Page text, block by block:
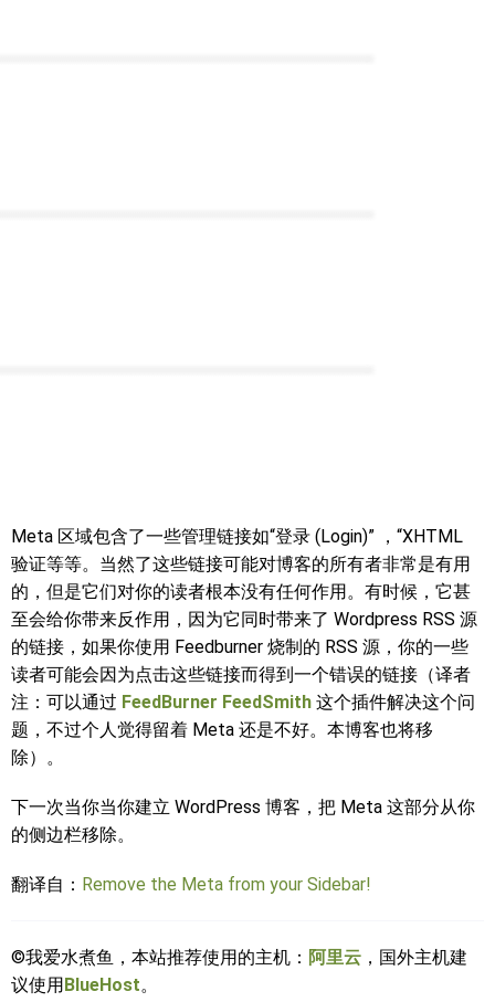
Meta 区域包含了一些管理链接如“登录 (Login)” ，“XHTML
验证等等。当然了这些链接可能对博客的所有者非常是有用
的，但是它们对你的读者根本没有任何作用。有时候，它甚
至会给你带来反作用，因为它同时带来了 Wordpress RSS 源
的链接，如果你使用 Feedburner 烧制的 RSS 源，你的一些
读者可能会因为点击这些链接而得到一个错误的链接（译者
注：可以通过 FeedBurner FeedSmith 这个插件解决这个问
题，不过个人觉得留着 Meta 还是不好。本博客也将移
除）。
下一次当你当你建立 WordPress 博客，把 Meta 这部分从你
的侧边栏移除。
翻译自： Remove the Meta from your Sidebar!
©我爱水煮鱼，本站推荐使用的主机： 阿里云 ，国外主机建
议使用BlueHost。